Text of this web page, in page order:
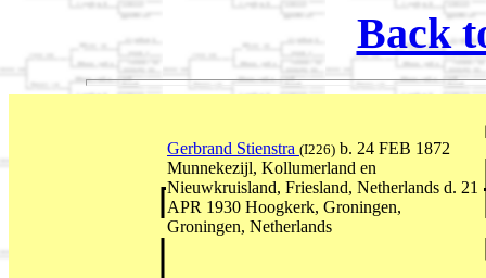
Back
Gerbrand Stienstra (I226) b. 24 FEB 1872
Munnekezijl, Kollumerland en
Nieuwkruisland, Friesland, Netherlands d. 21
APR 1930 Hoogkerk, Groningen,
Groningen, Netherlands